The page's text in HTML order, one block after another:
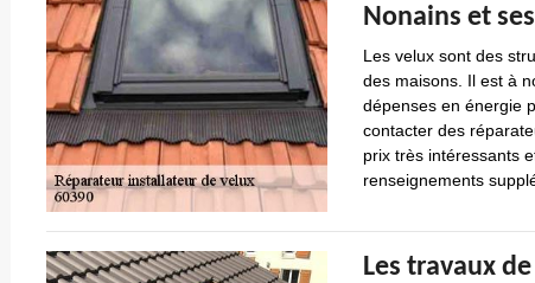
Nonains et
Les velux sont des
des maisons. Il est à
dépenses en énergie
contacter des
prix très intéressants
renseignements
Les travaux